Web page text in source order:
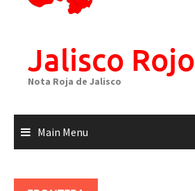
Jalisco Rojo
Nota Roja de Jalisco
Main Menu